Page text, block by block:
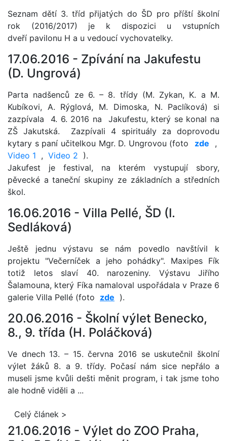
Seznam dětí 3. tříd přijatých do ŠD pro příští školní
rok (2016/2017) je k dispozici u vstupních
dveří pavilonu H a u vedoucí vychovatelky.
17.06.2016 - Zpívání na Jakufestu
(D. Ungrová)
Parta nadšenců ze 6. – 8. třídy (M. Zykan, K. a M.
Kubíkovi, A. Rýglová, M. Dimoska, N. Paclíková) si
zazpívala 4. 6. 2016 na Jakufestu, který se konal na
ZŠ Jakutská. Zazpívali 4 spirituály za doprovodu
kytary s paní učitelkou Mgr. D. Ungrovou (foto zde ,
Video 1 , Video 2 ).
Jakufest je festival, na kterém vystupují sbory,
pěvecké a taneční skupiny ze základních a středních
škol.
16.06.2016 - Villa Pellé, ŠD (I.
Sedláková)
Ještě jednu výstavu se nám povedlo navštívil k
projektu "Večerníček a jeho pohádky". Maxipes Fík
totiž letos slaví 40. narozeniny. Výstavu Jiřího
Šalamouna, který Fíka namaloval uspořádala v Praze 6
galerie Villa Pellé (foto zde ).
20.06.2016 - Školní výlet Benecko,
8., 9. třída (H. Poláčková)
Ve dnech 13. – 15. června 2016 se uskutečnil školní
výlet žáků 8. a 9. třídy. Počasí nám sice nepřálo a
museli jsme kvůli dešti měnit program, i tak jsme toho
ale hodně viděli a ...
Celý článek >
21.06.2016 - Výlet do ZOO Praha,